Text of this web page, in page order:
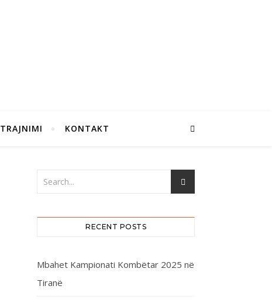
TRAJNIMI KONTAKT
RECENT POSTS
Mbahet Kampionati Kombëtar 2025 në
Tiranë